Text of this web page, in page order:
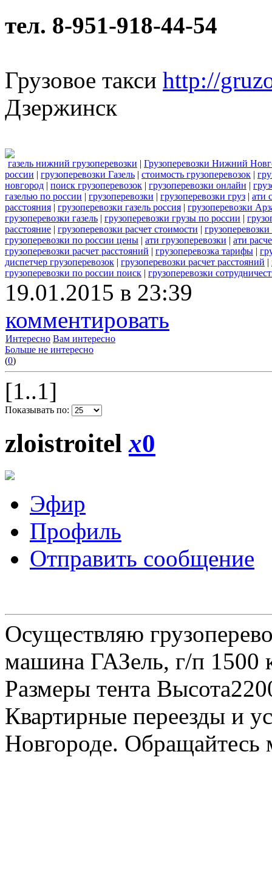
тел. 8-951-918-44-54
Грузовое такси http://
Дзержинск
газель нижний грузоперевозки | Грузоперевозки Нижний
россии | грузоперевозки Газель | стоимость грузоперевозок |
новгород | поиск грузоперевозок | грузоперевозки онлайн |
газелью по россии | грузоперевозки | грузоперевозки груз | ати
расстояния | грузоперевозки газель россия | грузоперевозки
грузоперевозки газель | грузоперевозки грузы по россии |
расстояние | грузоперевозки расчет стоимости |
грузоперевозки по россии цены | ати грузоперевозки | ати
грузоперевозки расчет расстояний | грузоперевозка тарифы |
диспетчер грузоперевозок | грузоперевозки расчет расстояний |
грузоперевозки по россии поиск | грузоперевозки
19.01.2015 в 23:39
комментировать
Интересно Вам интересно
Больше не интересно
(0)
[1..1]
Показывать по:
zloistroitelx0
Эфир
Профиль
Отправить сообщение
Осуществляю
машина ГАЗель, г/п 1500
Размеры тента
Квартирные переезды и
Новгороде.